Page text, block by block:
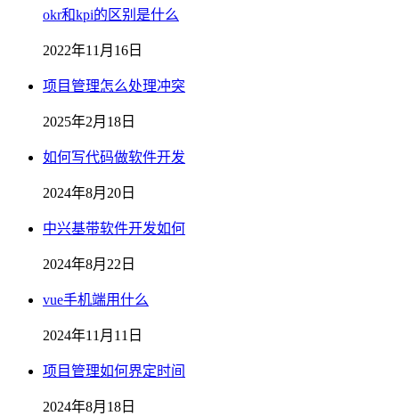
okr和kpi的区别是什么
2022年11月16日
项目管理怎么处理冲突
2025年2月18日
如何写代码做软件开发
2024年8月20日
中兴基带软件开发如何
2024年8月22日
vue手机端用什么
2024年11月11日
项目管理如何界定时间
2024年8月18日